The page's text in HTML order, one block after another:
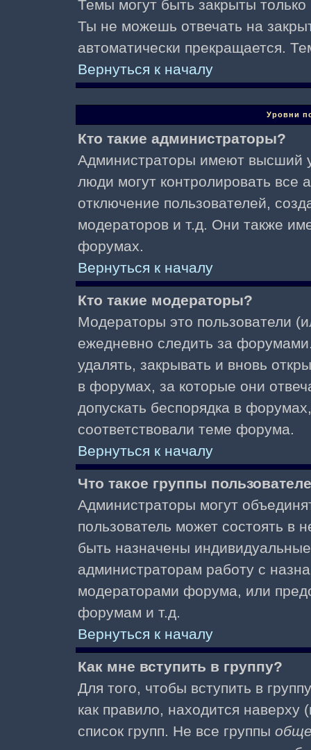
Темы могут быть закрыты
Ты не можешь отвечать на
автоматически прекращается.
Вернуться к началу
Уровни
Кто такие администраторы?
Администраторы имеют высший
люди могут контролировать все
отключение пользователей,
модераторов и т.д. Они также
форумах.
Вернуться к началу
Кто такие модераторы?
Модераторы это пользователи
ежедневно следить за
удалять, закрывать и вновь
в форумах, за которые они
допускать беспорядка в
соответствовали теме форума.
Вернуться к началу
Что такое группы
Администраторы могут
пользователь может состоять в
быть назначены
администраторам работу с
модераторами форума, или
форумам и т.д.
Вернуться к началу
Как мне вступить в группу?
Для того, чтобы вступить в
как правило, находится
список групп. Не все группы